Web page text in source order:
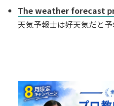
The weather forecast
天気予報士は好天気だと予